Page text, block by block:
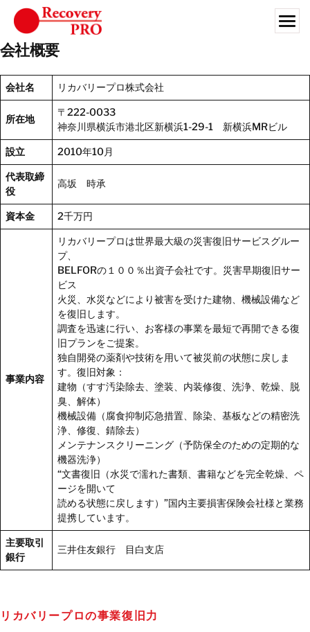
Skip
content
Search for:
お客様の皆さまへ
法人向けサービス
対応業種
ライブラリ
会社案内
JA
お問い合わせ
お問い合わせ
会社概要
会社名 リカバリープロ株式会社
所在地
〒222-0033
神奈川県横浜市港北区新横浜1-29-1 新横浜MRビル
設立
2010年10月
代表取締
役
高坂 時承
資本金 2千万円
事業内容
リカバリープロは世界最大級の災害復旧サービスグルー
プ、
BELFORの１００％出資子会社です。災害早期復旧サー
ビス
火災、水災などにより被害を受けた建物、機械設備など
を復旧します。
調査を迅速に行い、お客様の事業を最短で再開できる復
旧プランをご提案。
独自開発の薬剤や技術を用いて被災前の状態に戻しま
す。復旧対象：
建物（すす汚染除去、塗装、内装修復、洗浄、乾燥、脱
臭、解体）
機械設備（腐食抑制応急措置、除染、基板などの精密洗
浄、修復、錆除去）
メンテナンスクリーニング（予防保全のための定期的な
機器洗浄）
“文書復旧（水災で濡れた書類、書籍などを完全乾燥、ペ
ージを開いて
読める状態に戻します）”国内主要損害保険会社様と業務
提携しています。
主要取引
銀行
三井住友銀行 目白支店
リカバリープロの事業復旧力